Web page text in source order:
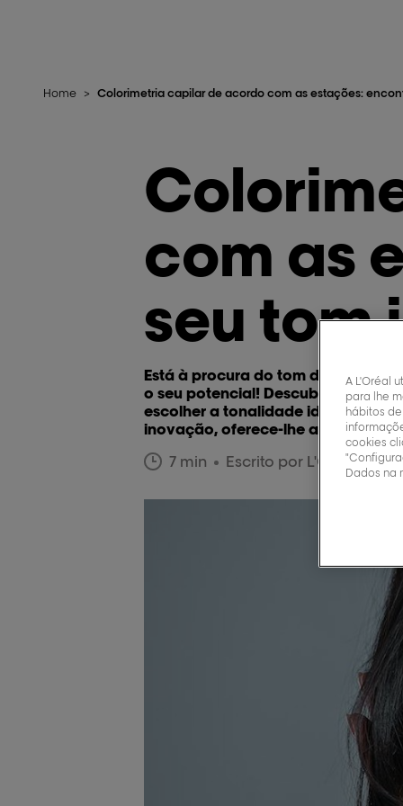
Home > Colorimetria capilar de acordo com as estações:
com as
seu tom
Está à procura do tom de cabelo
o seu potencial! Descubra como
escolher a tonalidade ideal para
inovação, oferece-lhe as
7 min
Escrito por L'Oréal
A L'Oréal
para lhe
hábitos
cookies
Dados na